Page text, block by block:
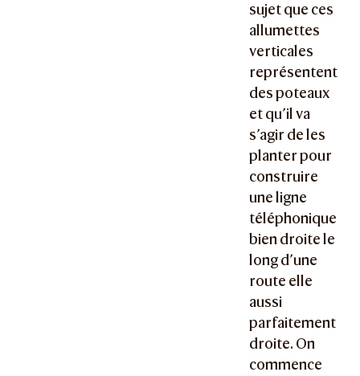
sujet que ces
allumettes
verticales
représentent
des poteaux
et qu’il va
s’agir de les
planter pour
construire
une ligne
téléphonique
bien droite le
long d’une
route elle
aussi
parfaitement
droite. On
commence